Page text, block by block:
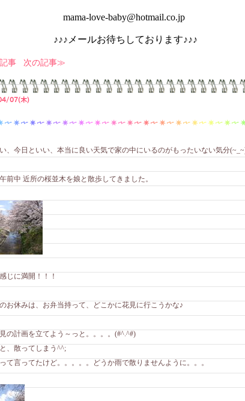
love-baby@hotmail.co.jp
ールお待ちしております♪♪♪
事 次の記事
07(木)
、今日といい、本当に良い天気で家の中にいるのがもったいない気分
前中 近所の桜並木を娘と散歩してきました。
じに満開！！！
お休みは、お弁当持って、どこかに花見に行こうかな♪
の計画を立てよう～っと。。。。(#^.^#)
、散ってしまう^^;
て言ってたけど。。。。。どうか雨で散りませんように。。。